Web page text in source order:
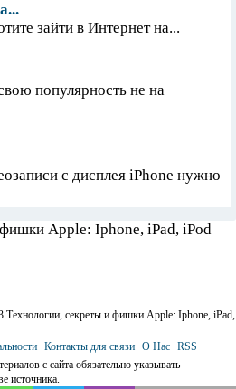
зайти в Интернет на...
популярность не на
с дисплея iPhone нужно
Технологии, секреты и фишки Apple: Iphone, iPad,
Контакты для связи О Нас RSS
с сайта обязательно указывать
источника.